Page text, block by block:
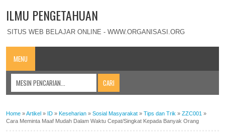
ILMU PENGETAHUAN
SITUS WEB BELAJAR ONLINE - WWW.ORGANISASI.ORG
MENU
Home »Artikel » ID » Keseharian » Sosial Masyarakat » Tips dan Trik » ZZC001 »
Cara Meminta Maaf Mudah Dalam Waktu Cepat/Singkat Kepada Banyak Orang